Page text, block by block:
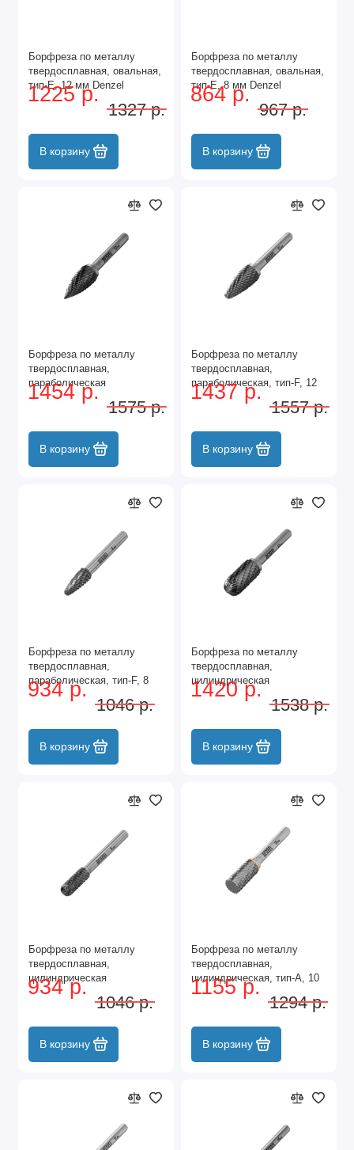
Борфреза по металлу
твердосплавная, овальная,
тип-E, 12 мм Denzel
1225 р.
1327 р.
В корзину
Борфреза по металлу
твердосплавная, овальная,
тип-E, 8 мм Denzel
864 р.
967 р.
В корзину
Борфреза по металлу
твердосплавная,
параболическая
заостренная, тип-G, 12 мм
1454 р.
1575 р.
В корзину
Борфреза по металлу
твердосплавная,
параболическая, тип-F, 12
мм Denzel
1437 р.
1557 р.
В корзину
Борфреза по металлу
твердосплавная,
параболическая, тип-F, 8
мм Denzel
934 р.
1046 р.
В корзину
Борфреза по металлу
твердосплавная,
цилиндрическая
закругленная, тип-С, 12 мм
1420 р.
1538 р.
В корзину
Борфреза по металлу
твердосплавная,
цилиндрическая
закругленная, тип-С, 8 мм
934 р.
1046 р.
В корзину
Борфреза по металлу
твердосплавная,
цилиндрическая, тип-А, 10
мм Denzel
1155 р.
1294 р.
В корзину